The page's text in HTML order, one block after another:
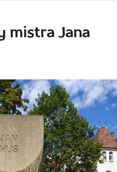
mistra Jana